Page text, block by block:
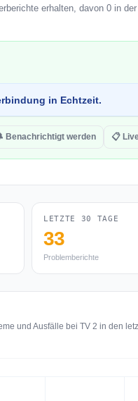
erhalten, davon 0 in
in Echtzeit.
Benachrichtigt werden 📋
LETZTE 30 TAGE
33
Problemberichte
und Ausfälle bei TV 2 in den